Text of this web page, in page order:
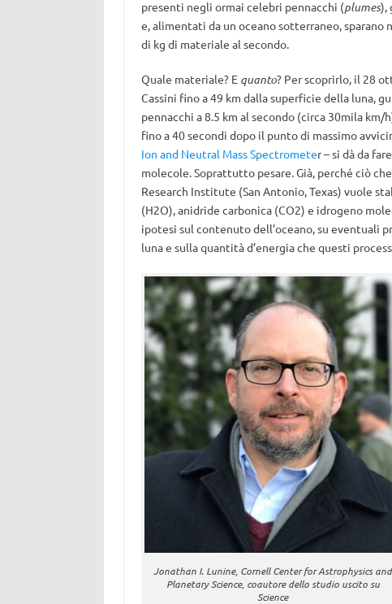
presenti negli ormai celebri pennacchi (plumes),
e, alimentati da un oceano sotterraneo,
di kg di materiale al secondo.
Quale materiale? E quanto? Per scoprirlo, il 28
Cassini fino a 49 km dalla superficie della luna,
pennacchi a 8.5 km al secondo (circa 30mila
fino a 40 secondi dopo il punto di massimo
Ion and Neutral Mass Spectrometer – si dà da
molecole. Soprattutto pesare. Già, perché ciò
Research Institute (San Antonio, Texas) vuole
(H2O), anidride carbonica (CO2) e idrogeno
ipotesi sul contenuto dell’oceano, su eventuali
luna e sulla quantità d’energia che questi
Jonathan I. Lunine, Cornell Center for Astrophysics and
Planetary Science, coautore dello studio uscito su
Science